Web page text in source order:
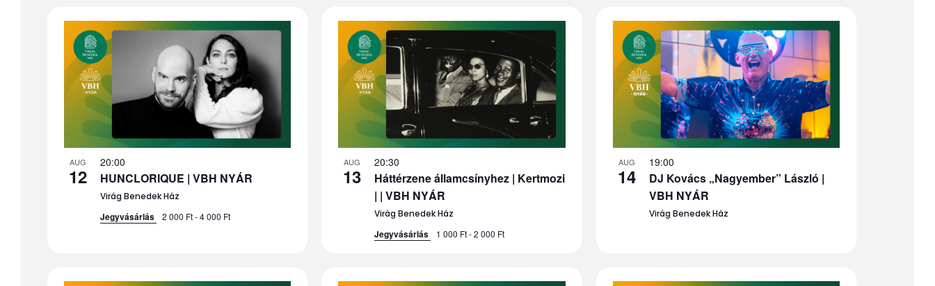
AUG
12 HUNCLORIQUE | VBH NYÁR
Virág Benedek Ház
20:00
Jegyvásárlás 2 000 Ft - 4 000 Ft
AUG
13
Háttérzene államcsínyhez | Kertmozi
| | VBH NYÁR
Virág Benedek Ház
20:30
Jegyvásárlás 1 000 Ft - 2 000 Ft
AUG
14
DJ Kovács „Nagyember” László |
VBH NYÁR
Virág Benedek Ház
19:00